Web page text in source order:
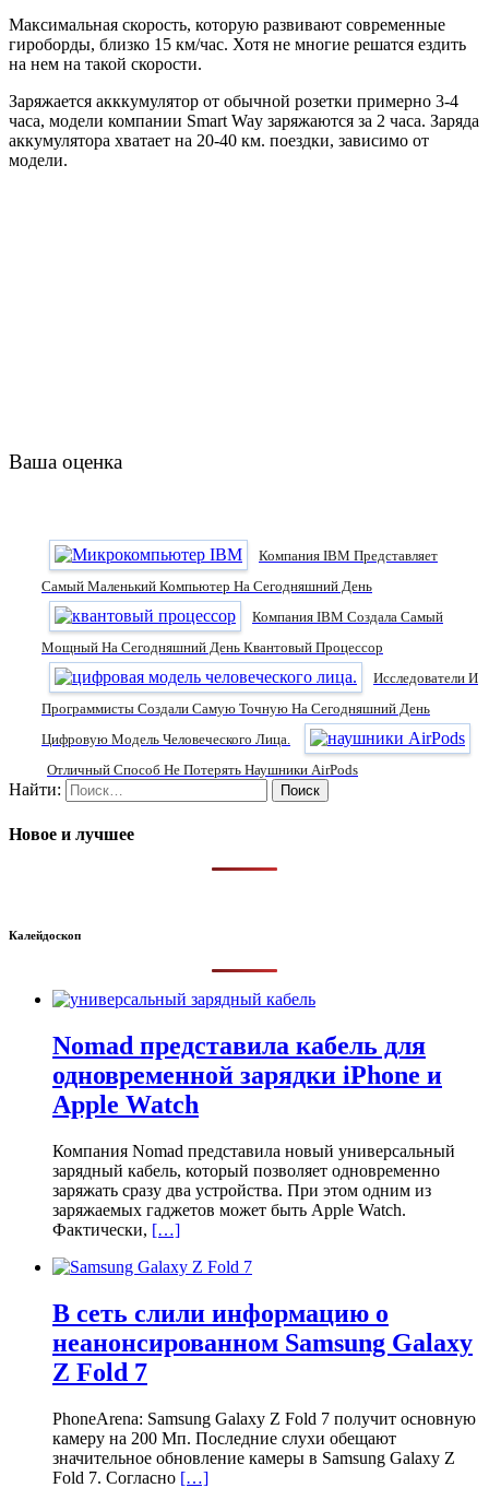
Максимальная скорость, которую развивают современные
гироборды, близко 15 км/час. Хотя не многие решатся ездить
на нем на такой скорости.
Заряжается акккумулятор от обычной розетки примерно 3-4
часа, модели компании Smart Way заряжаются за 2 часа. Заряда
аккумулятора хватает на 20-40 км. поездки, зависимо от
модели.
Ваша оценка
Компания IBM Представляет
Самый Маленький Компьютер На Сегодняшний День
Компания IBM Создала Самый
Мощный На Сегодняшний День Квантовый Процессор
Исследователи И
Программисты Создали Самую Точную На Сегодняшний День
Цифровую Модель Человеческого Лица.
Отличный Способ Не Потерять Наушники AirPods
Найти:
Новое и лучшее
Калейдоскоп
Nomad представила кабель для
одновременной зарядки iPhone и
Apple Watch
Компания Nomad представила новый универсальный
зарядный кабель, который позволяет одновременно
заряжать сразу два устройства. При этом одним из
заряжаемых гаджетов может быть Apple Watch.
Фактически, […]
В сеть слили информацию о
неанонсированном Samsung Galaxy
Z Fold 7
PhoneArena: Samsung Galaxy Z Fold 7 получит основную
камеру на 200 Мп. Последние слухи обещают
значительное обновление камеры в Samsung Galaxy Z
Fold 7. Согласно […]